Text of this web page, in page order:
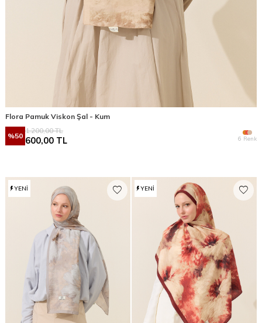
Flora Pamuk Viskon Şal - Kum
%50
1.200,00TL
600,00 TL 6 Renk
YENI YENI